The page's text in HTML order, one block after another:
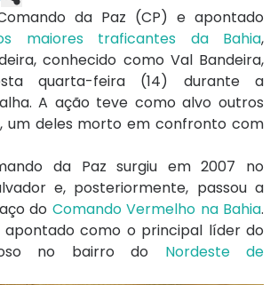
da Paz (CP) e apontado
maiores traficantes da Bahia,
conhecido como Val Bandeira,
quarta-feira (14) durante a
A ação teve como alvo outros
um deles morto em confronto com
da Paz surgiu em 2007 no
e, posteriormente, passou a
do Comando Vermelho na Bahia.
apontado como o principal líder do
no bairro do Nordeste de